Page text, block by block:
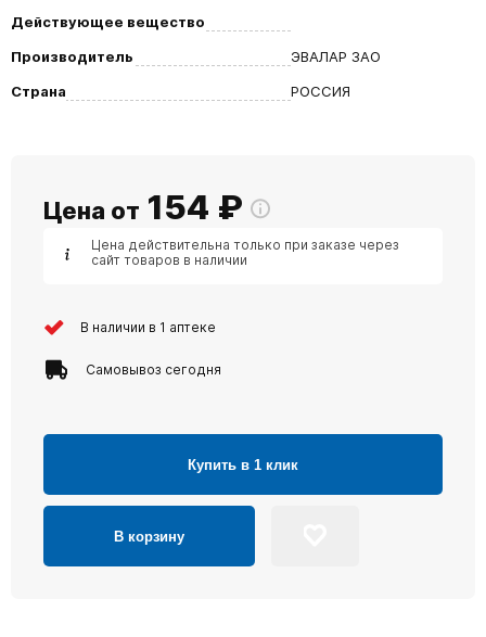
Действующее вещество
Производитель
ЭВАЛАР ЗАО
Страна
РОССИЯ
Цена от 154 ₽
Цена действительна только при заказе через
сайт товаров в наличии
В наличии в 1 аптеке
Самовывоз сегодня
Купить в 1 клик
В корзину